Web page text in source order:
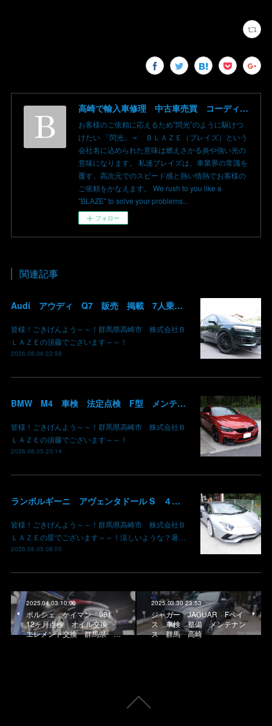
高崎で輸入車修理 中古車売買 コーディングならBLAZE（ブレイズ）へ│BLAZE Total Car Support & Modify in Takasaki Gunma
お客様のご依頼に応えるため”閃光”のように駆けつ
けたい 「閃光」＝ ＢＬＡＺＥ（ブレイズ）という
会社名に込められた意味は燃えさかる炎や強い光の
意味になります。 私達ブレイズは、車業界の常識を
覆す、高次元でのスピード感と熱い情熱でお客様の
ご依頼をかなえます。 We rush to you like a
"BLAZE" to solve your problems...
フォロー
関連記事
Audi アウディ Q7 販売 掲載 7人乗り リアモニター サンルーフ 車検整備2年付き 群馬 高崎
皆様！ごきげんよう～～！群馬県高崎市 株式会社Ｂ
ＬＡＺＥの須藤でございます～～！
2026.08.06 22:58
BMW M4 車検 法定点検 F型 メンテナンス ロアアーム 交換 群馬 高崎
皆様！ごきげんよう～～！群馬県高崎市 株式会社Ｂ
ＬＡＺＥの須藤でございます～～！
2026.08.05 23:14
ランボルギーニ アヴェンタドール S ４輪操舵チェックランプ点灯 修理入庫 群馬県高崎市 株式会社BLAZE
皆様！ごきげんよう～～！群馬県高崎市 株式会社Ｂ
ＬＡＺＥの星でございます～～！涼しいような？暑…
2026.08.05 08:05
2025.04.03 10:00
ポルシェ ケイマン 981
12ヶ月点検 オイル交換
エレメント交換 群馬県 …
2025.03.30 23:53
ジャガー JAGUAR Fペイ
ス 車検 整備 メンテナン
ス 群馬 高崎